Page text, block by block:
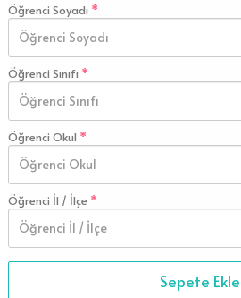
Öğrenci Soyadı
Öğrenci Sınıfı
Öğrenci Okul
Öğrenci İl / İlçe
Sepete Ekle